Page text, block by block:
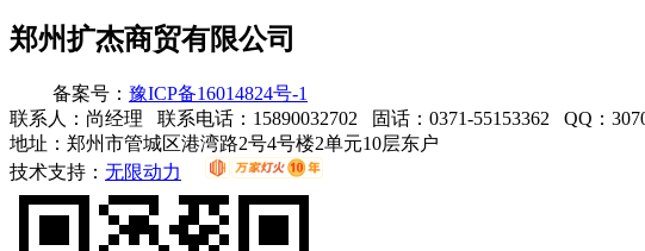
郑州扩杰商贸有限公司
备案号： 豫ICP备16014824号-1
联系人：尚经理 联系电话：15890032702 固话：0371-55153362 QQ：
地址：郑州市管城区港湾路2号4号楼2单元10层东户
技术支持： 无限动力